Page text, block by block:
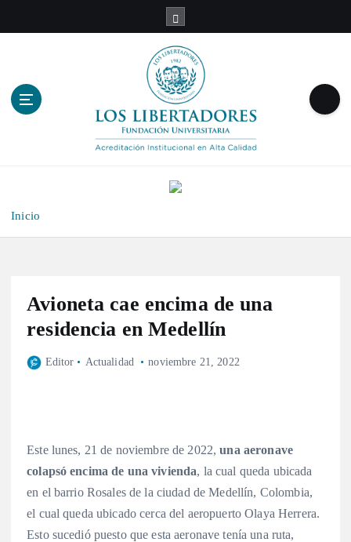
Inicio
Avioneta cae encima de una
residencia en Medellín
Editor Actualidad noviembre 21, 2022
Este lunes, 21 de noviembre de 2022,una aeronave
colapsó encima de una vivienda, la cual queda ubicada
en el barrio Rosales de la ciudad de Medellín, Colombia,
el cual queda ubicado cerca del aeropuerto Olaya Herrera.
Esto sucedió puesto que esta aeronave tenía una ruta,